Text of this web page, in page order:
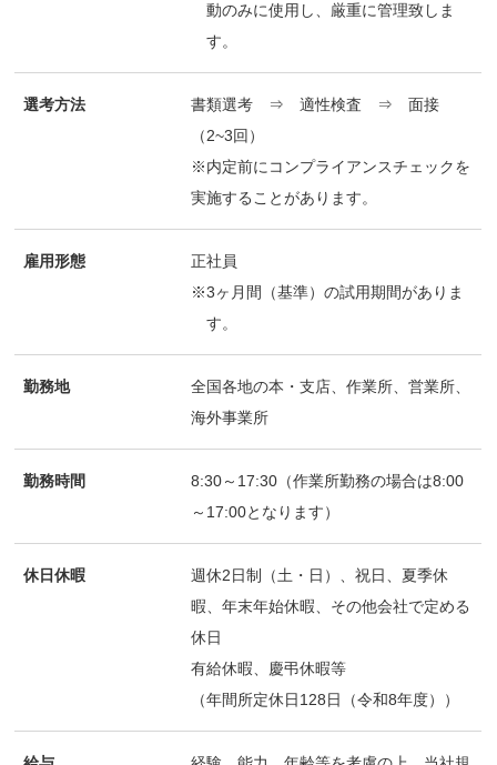
動のみに使用し、厳重に管理致しま
す。
選考方法
書類選考 ⇒ 適性検査 ⇒ 面接
（2~3回）
※内定前にコンプライアンスチェックを
実施することがあります。
雇用形態
正社員
※3ヶ月間（基準）の試用期間がありま
す。
勤務地
全国各地の本・支店、作業所、営業所、
海外事業所
勤務時間
8:30～17:30（作業所勤務の場合は8:00
～17:00となります）
休日休暇
週休2日制（土・日）、祝日、夏季休
暇、年末年始休暇、その他会社で定める
休日
有給休暇、慶弔休暇等
（年間所定休日128日（令和8年度））